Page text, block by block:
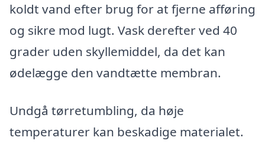
koldt vand efter brug for at fjerne afføring
og sikre mod lugt. Vask derefter ved 40
grader uden skyllemiddel, da det kan
ødelægge den vandtætte membran.
Undgå tørretumbling, da høje
temperaturer kan beskadige materialet.